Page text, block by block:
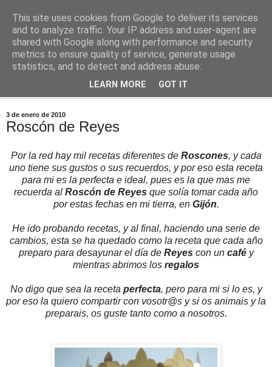
Comoju
La Cocina del Día a Día y el día a día de la Gastronomía
3 de enero de 2010
Roscón de Reyes
Por la red hay mil recetas diferentes de Roscones, y cada
uno tiene sus gustos o sus recuerdos, y por eso esta receta
para mi es la perfecta e ideal, pues es la que mas me
recuerda al Roscón de Reyes que solía tomar cada año
por estas fechas en mi tierra, en Gijón.
He ido probando recetas, y al final, haciendo una serie de
cambios, esta se ha quedado como la receta que cada año
preparo para desayunar el día de Reyescon un caféy
mientras abrimos los regalos
No digo que sea la receta perfecta, pero para mi si lo es, y
por eso la quiero compartir con vosotr@s y si os animais y la
preparais, os guste tanto como a nosotros.
This site uses cookies from Google to deliver its services
and to analyze traffic. Your IP address and user-agent are
shared with Google along with performance and security
metrics to ensure quality of service, generate usage
statistics, and to detect and address abuse.
LEARN MORE GOT IT